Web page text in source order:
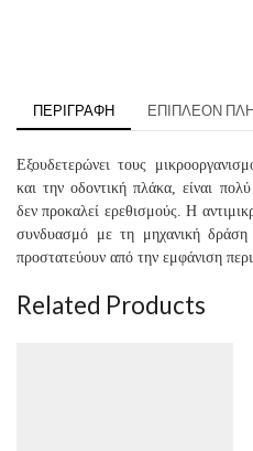
ΠΕΡΙΓΡΑΦΉ ΕΠΙΠΛΈΟΝ
Εξουδετερώνει τους
και την οδοντική πλάκα, είναι
δεν προκαλεί ερεθισμούς. Η
συνδυασμό με τη μηχανική δράση
προστατεύουν από την εμφάνιση
Related Products